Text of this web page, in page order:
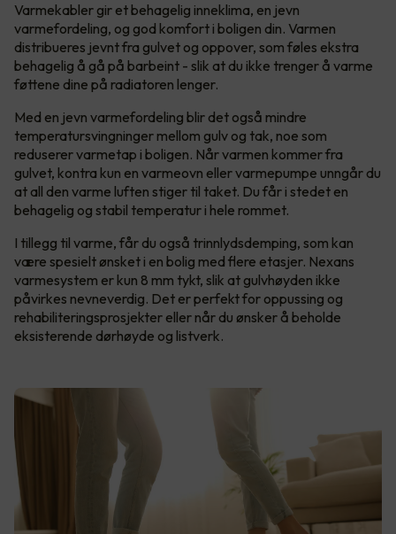
Varmekabler gir et behagelig inneklima, en jevn
varmefordeling, og god komfort i boligen din. Varmen
distribueres jevnt fra gulvet og oppover, som føles ekstra
behagelig å gå på barbeint - slik at du ikke trenger å varme
føttene dine på radiatoren lenger.
Med en jevn varmefordeling blir det også mindre
temperatursvingninger mellom gulv og tak, noe som
reduserer varmetap i boligen. Når varmen kommer fra
gulvet, kontra kun en varmeovn eller varmepumpe unngår du
at all den varme luften stiger til taket. Du får i stedet en
behagelig og stabil temperatur i hele rommet.
I tillegg til varme, får du også trinnlydsdemping, som kan
være spesielt ønsket i en bolig med flere etasjer. Nexans
varmesystem er kun 8 mm tykt, slik at gulvhøyden ikke
påvirkes nevneverdig. Det er perfekt for oppussing og
rehabiliteringsprosjekter eller når du ønsker å beholde
eksisterende dørhøyde og listverk.